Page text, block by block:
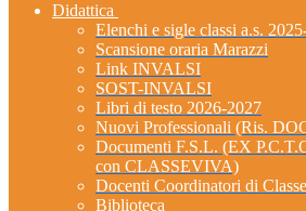
Didattica
Elenchi e sigle classi a.s.
Scansione oraria Marazzi
Link INVALSI
SOST-INVALSI
Libri di testo 2026-2027
Nuovi Professionali (Ris.
Documenti F.S.L. (EX
con CLASSEVIVA)
Docenti Coordinatori di Classe
Biblioteca